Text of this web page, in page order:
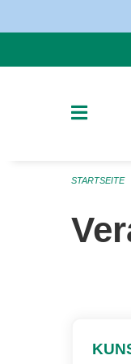
STARTSEITE